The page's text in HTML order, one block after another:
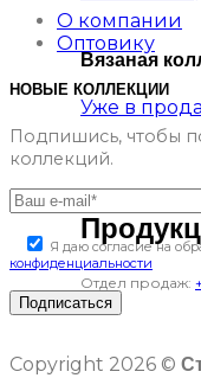
Вязаная
Уже в
Отдел продаж:
О компании
Оптовику
НОВЫЕ КОЛЛЕКЦИИ
Подпишись, чтобы
коллекций.
Я даю согласие на
конфиденциальности
Copyright 2026 ©